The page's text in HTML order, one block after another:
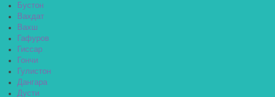
Бустон
Вахдат
Вахш
Гафуров
Гиссар
Гончи
Гулистон
Дангара
Дусти